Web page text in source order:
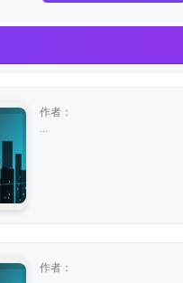
作者：
作者：